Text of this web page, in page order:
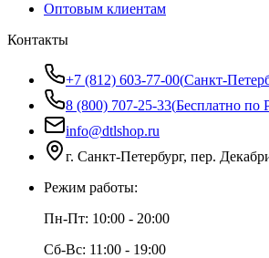
Оптовым клиентам
Контакты
+7 (812) 603-77-00(Санкт-
8 (800) 707-25-33(Бесплатно по
info@dtlshop.ru
г. Санкт-Петербург, пер.
Режим работы:
Пн-Пт: 10:00 - 20:00
Сб-Вс: 11:00 - 19:00